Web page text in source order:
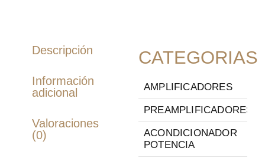
Descripción
Información
adicional
Valoraciones
(0)
CATEGORIAS
AMPLIFICADORES
PREAMPLIFICADORES
ACONDICIONADOR
POTENCIA